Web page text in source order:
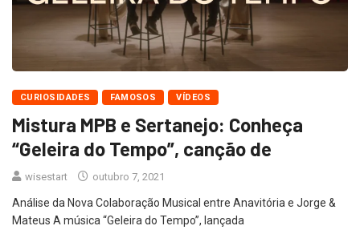
CURIOSIDADES FAMOSOS VÍDEOS
Mistura MPB e Sertanejo: Conheça
“Geleira do Tempo”, canção de
wisestart outubro 7, 2021
Análise da Nova Colaboração Musical entre Anavitória e Jorge &
Mateus A música “Geleira do Tempo”, lançada